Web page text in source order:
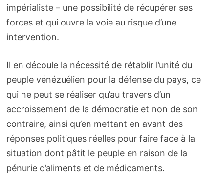
impérialiste – une possibilité de récupérer ses
forces et qui ouvre la voie au risque d’une
intervention.
Il en découle la nécessité de rétablir l’unité du
peuple vénézuélien pour la défense du pays, ce
qui ne peut se réaliser qu’au travers d’un
accroissement de la démocratie et non de son
contraire, ainsi qu’en mettant en avant des
réponses politiques réelles pour faire face à la
situation dont pâtit le peuple en raison de la
pénurie d’aliments et de médicaments.